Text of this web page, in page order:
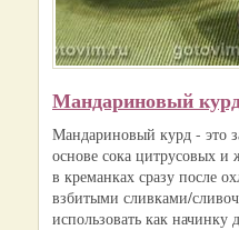
Мандариновый
Мандариновый курд - это
основе сока цитрусовых
в креманках сразу после
взбитыми сливками/
использовать как